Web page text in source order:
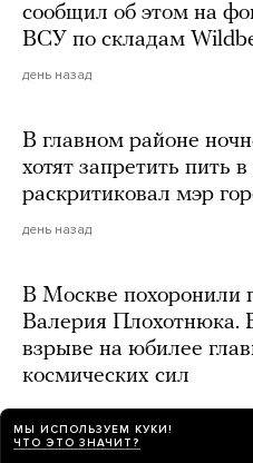
сообщил об этом на
ВСУ по складам
день назад
В главном районе
хотят запретить пить
раскритиковал мэр
день назад
В Москве похоронили
Валерия Плохотнюка.
взрыве на юбилее
космических сил
день назад
МЫ ИСПОЛЬЗУЕМ КУКИ!
ЧТО ЭТО ЗНАЧИТ?